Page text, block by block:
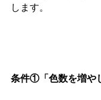
します。
条件①「色数を増や